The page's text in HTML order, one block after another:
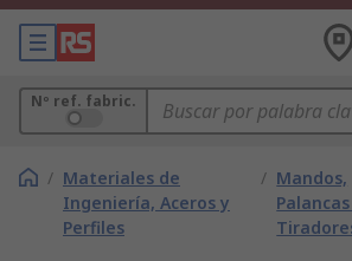
Nº ref. fabric.
/ Materiales de
Ingeniería, Aceros y
Perfiles
/ Mandos,